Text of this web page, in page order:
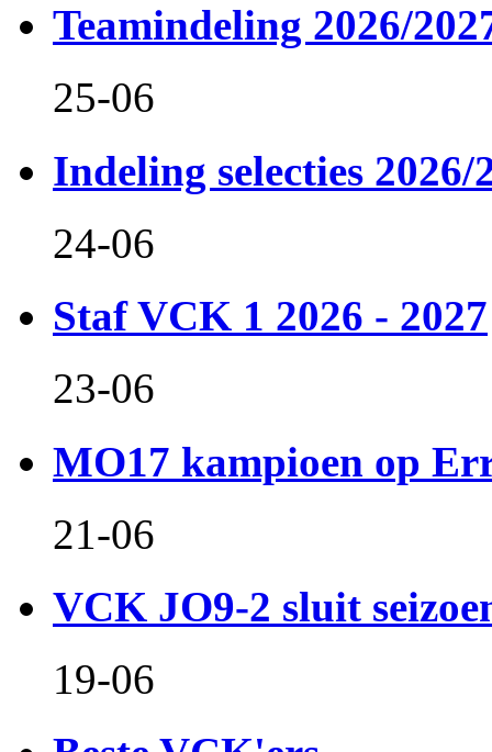
Teamindeling 2026/
25-06
Indeling selecties 2026/
24-06
Staf VCK 1 2026 - 2027
23-06
MO17 kampioen op
21-06
VCK JO9-2 sluit
19-06